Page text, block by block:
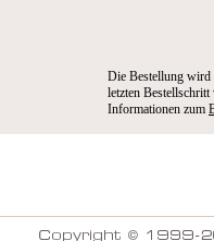
Die Bestellung
letzten
Informationen zum